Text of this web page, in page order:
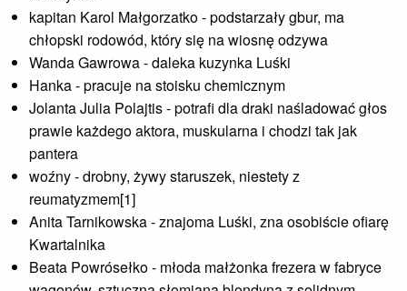
kapitan Karol Małgorzatko - podstarzały gbur, ma
chłopski rodowód, który się na wiosnę odzywa
Wanda Gawrowa - daleka kuzynka Luśki
Hanka - pracuje na stoisku chemicznym
Jolanta Julia Polajtis - potrafi dla draki naśladować głos
prawie każdego aktora, muskularna i chodzi tak jak
pantera
woźny - drobny, żywy staruszek, niestety z
reumatyzmem[1]
Anita Tarnikowska - znajoma Luśki, zna osobiście ofiarę
Kwartalnika
Beata Powrósełko - młoda małżonka frezera w fabryce